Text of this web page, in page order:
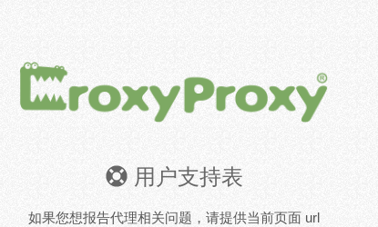
用户支持表
如果您想报告代理相关问题，请提供当前页面 url